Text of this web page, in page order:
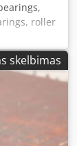
roller
bearings,
GS 811 12 -
-Quantity:
/ from 2
0.1 kg each
skelbimas